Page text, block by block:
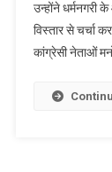
उन्होंने धर्मनगरी
विस्तार से चर्चा
कांग्रेसी नेताओं